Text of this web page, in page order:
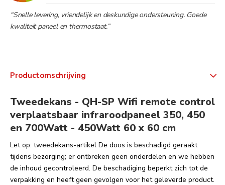
“Snelle levering, vriendelijk en deskundige ondersteuning. Goede
kwaliteit paneel en thermostaat.”
Productomschrijving
Tweedekans - QH-SP Wifi remote control
verplaatsbaar infraroodpaneel 350, 450
en 700Watt - 450Watt 60 x 60 cm
Let op: tweedekans-artikel De doos is beschadigd geraakt
tijdens bezorging; er ontbreken geen onderdelen en we hebben
de inhoud gecontroleerd. De beschadiging beperkt zich tot de
verpakking en heeft geen gevolgen voor het geleverde product.